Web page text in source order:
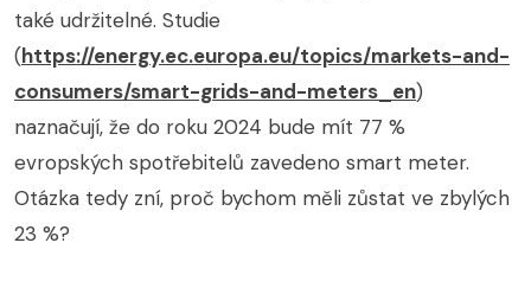
také udržitelné. Studie
(https://energy.ec.europa.eu/topics/markets-and-
consumers/smart-grids-and-meters_en)
naznačují, že do roku 2024 bude mít 77 %
evropských spotřebitelů zavedeno smart meter.
Otázka tedy zní, proč bychom měli zůstat ve zbylých
23 %?